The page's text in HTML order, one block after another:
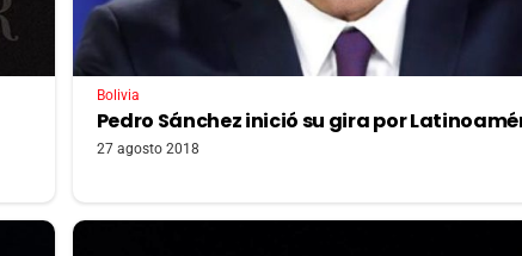
Bolivia
Pedro Sánchez inició su gira por
27 agosto 2018